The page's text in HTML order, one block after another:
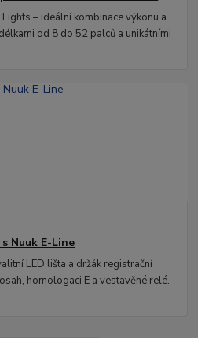
– ideální kombinace výkonu a
od 8 do 52 palců a unikátními
Nuuk E-Line
LED lišta a držák registrační
homologaci E a vestavěné relé.